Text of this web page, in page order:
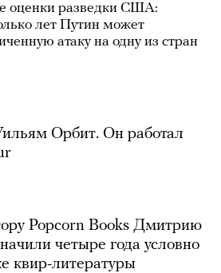
оценки разведки США:
лет Путин может
атаку на одну из стран
Орбит. Он работал
Popcorn Books Дмитрию
четыре года условно
квир-литературы